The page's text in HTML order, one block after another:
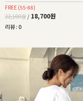
FREE (55-88)
22,100원 / 18,700원
리뷰 : 0